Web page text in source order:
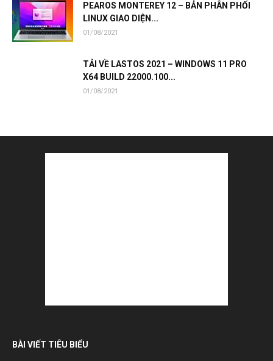
PEAROS MONTEREY 12 – BẢN PHÂN PHỐI
LINUX GIAO DIỆN...
01/08/2021
TẢI VỀ LASTOS 2021 – WINDOWS 11 PRO
X64 BUILD 22000.100...
01/08/2021
BÀI VIẾT TIÊU BIỂU